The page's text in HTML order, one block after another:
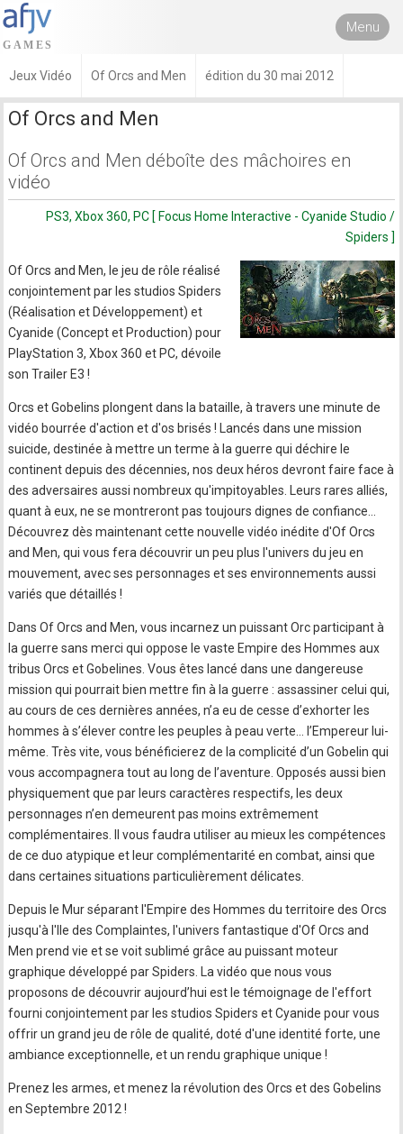
Menu
Jeux Vidéo Of Orcs and Men édition du 30 mai 2012
Of Orcs and Men
Of Orcs and Men déboîte des mâchoires en
vidéo
PS3, Xbox 360, PC [ Focus Home Interactive - Cyanide Studio /
Spiders ]
Of Orcs and Men, le jeu de rôle réalisé
conjointement par les studios Spiders
(Réalisation et Développement) et
Cyanide (Concept et Production) pour
PlayStation 3, Xbox 360 et PC, dévoile
son Trailer E3 !
Orcs et Gobelins plongent dans la bataille, à travers une minute de
vidéo bourrée d'action et d'os brisés ! Lancés dans une mission
suicide, destinée à mettre un terme à la guerre qui déchire le
continent depuis des décennies, nos deux héros devront faire face à
des adversaires aussi nombreux qu'impitoyables. Leurs rares alliés,
quant à eux, ne se montreront pas toujours dignes de confiance...
Découvrez dès maintenant cette nouvelle vidéo inédite d'Of Orcs
and Men, qui vous fera découvrir un peu plus l'univers du jeu en
mouvement, avec ses personnages et ses environnements aussi
variés que détaillés !
Dans Of Orcs and Men, vous incarnez un puissant Orc participant à
la guerre sans merci qui oppose le vaste Empire des Hommes aux
tribus Orcs et Gobelines. Vous êtes lancé dans une dangereuse
mission qui pourrait bien mettre fin à la guerre : assassiner celui qui,
au cours de ces dernières années, n’a eu de cesse d’exhorter les
hommes à s’élever contre les peuples à peau verte… l’Empereur lui-
même. Très vite, vous bénéficierez de la complicité d’un Gobelin qui
vous accompagnera tout au long de l’aventure. Opposés aussi bien
physiquement que par leurs caractères respectifs, les deux
personnages n’en demeurent pas moins extrêmement
complémentaires. Il vous faudra utiliser au mieux les compétences
de ce duo atypique et leur complémentarité en combat, ainsi que
dans certaines situations particulièrement délicates.
Depuis le Mur séparant l'Empire des Hommes du territoire des Orcs
jusqu'à l'Ile des Complaintes, l'univers fantastique d'Of Orcs and
Men prend vie et se voit sublimé grâce au puissant moteur
graphique développé par Spiders. La vidéo que nous vous
proposons de découvrir aujourd’hui est le témoignage de l'effort
fourni conjointement par les studios Spiders et Cyanide pour vous
offrir un grand jeu de rôle de qualité, doté d'une identité forte, une
ambiance exceptionnelle, et un rendu graphique unique !
Prenez les armes, et menez la révolution des Orcs et des Gobelins
en Septembre 2012 !